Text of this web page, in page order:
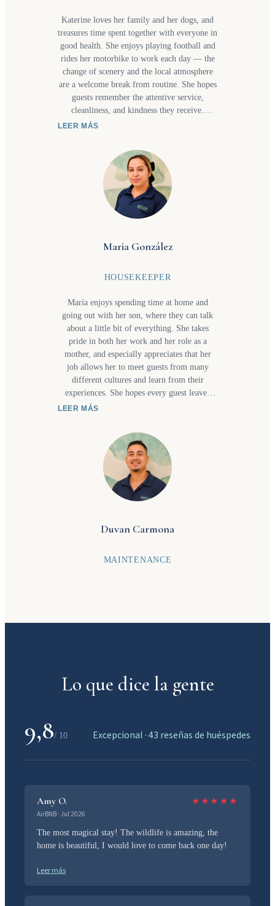
Katerine loves her family and her dogs, and
treasures time spent together with everyone in
good health. She enjoys playing football and
rides her motorbike to work each day — the
change of scenery and the local atmosphere
are a welcome break from routine. She hopes
guests remember the attentive service,
cleanliness, and kindness they receive.
Katerine ama a su familia y a sus perritos, y
Le gusta jugar fútbol y cada día viaja en su
moto al trabajo, donde el ambiente la ayuda a
salir de la rutina. Espera que los huéspedes
recuerden la atención, el servicio, la limpieza
y la amabilidad.
LEER MÁS
Maria González
HOUSEKEEPER
María enjoys spending time at home and
going out with her son, where they can talk
about a little bit of everything. She takes
pride in both her work and her role as a
mother, and especially appreciates that her
job allows her to meet guests from many
different cultures and learn from their
experiences. She hopes every guest leaves
with a positive impression of the entire team,
the housekeeping staff who help make each
stay comfortable. Most of all, she hopes
guests return in the future and recommend us
to friends and family who would enjoy
discovering Costa Rica, and especially the
beauty of Manuel Antonio.
LEER MÁS
Duvan Carmona
MAINTENANCE
Lo que dice la gente
9,8/ 10 Excepcional · 43 reseñas de huéspedes
Amy O. ★ ★ ★ ★ ★
AirBNB · Jul 2026
The most magical stay! The wildlife is amazing, the
home is beautiful, I would love to come back one day!
Leer más